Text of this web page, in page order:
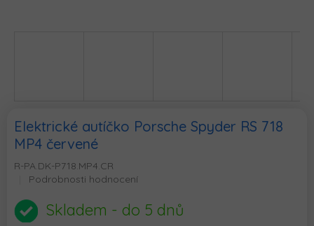
Elektrické autíčko Porsche Spyder RS 718
MP4 červené
R-PA.DK-P718.MP4.CR
Průměrné
produktu
je
Podrobnosti hodnocení
Skladem - do 5 dnů